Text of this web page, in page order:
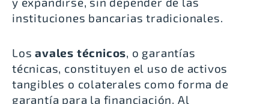
instituciones bancarias tradicionales.
Losavales técnicos, o garantías
técnicas, constituyen el uso de activos
tangibles o colaterales como forma de
garantía para la financiación. Al